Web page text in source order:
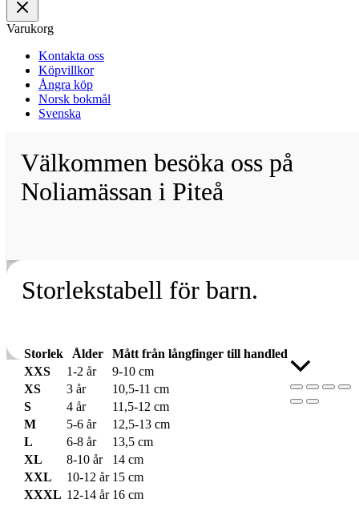
Varukorg
Kontakta oss
Köpvillkor
Ångra köp
Norsk bokmål
Svenska
Välkommen besöka oss på
Noliamässan i Piteå
Storlekstabell för barn.
Storlek Ålder
Mått från långfinger till handled
XXS
1-2 år
9-10 cm
XS
3 år
10,5-11 cm
S
4 år
11,5-12 cm
M
5-6 år
12,5-13 cm
L
6-8 år
13,5 cm
XL
8-10 år
14 cm
XXL
10-12 år 15 cm
XXXL 12-14 år 16 cm